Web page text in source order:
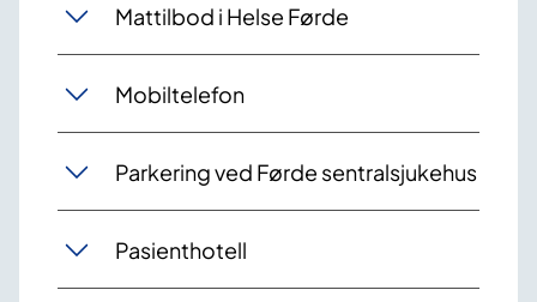
Mattilbod i Helse Førde
Mobiltelefon
Parkering ved Førde sentralsjukehus
Pasienthotell